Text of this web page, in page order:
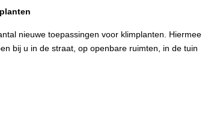
nieuwe toepassingen voor klimplanten. Hiermee
bij u in de straat, op openbare ruimten, in de tuin